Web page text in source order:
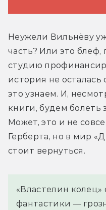
Если помните, в
предыдущих
финале не
Харконненов, а
императором
берёт в жёны
столицу на
править. О
узнаём уже в
Харконненами
Великие дома
Неужели Вильнёву
часть? Или это блеф,
студию
история не
это узнаем. И,
книги, будем болеть
Может, это и не
Герберта, но в мир
стоит вернуться.
«Властелин колец»
фантастики —